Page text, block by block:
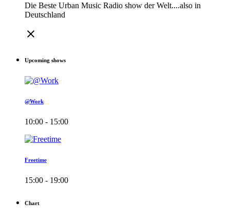
Die Beste Urban Music Radio show der Welt....also in
Deutschland
close
Upcoming shows
@Work
10:00 - 15:00
Freetime
15:00 - 19:00
Chart